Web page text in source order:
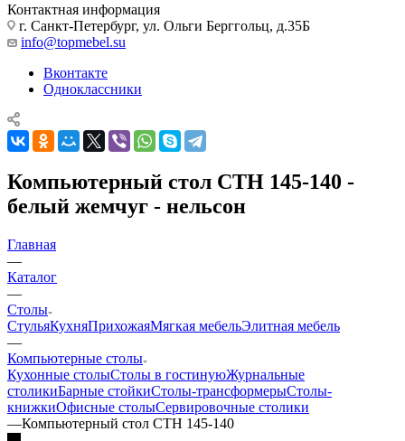
Контактная информация
г. Санкт-Петербург, ул. Ольги Берггольц, д.35Б
info@topmebel.su
Вконтакте
Одноклассники
Компьютерный стол СТН 145-140 -
белый жемчуг - нельсон
Главная
—
Каталог
—
Столы
СтульяКухняПрихожаяМягкая мебельЭлитная мебель
—
Компьютерные столы
Кухонные столыСтолы в гостинуюЖурнальные
столикиБарные стойкиСтолы-трансформерыСтолы-
книжкиОфисные столыСервировочные столики
—Компьютерный стол СТН 145-140